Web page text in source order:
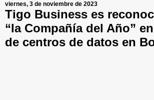
viernes, 3 de noviembre de 2023
Tigo Business es
“la Compañía del Año”
de centros de datos en